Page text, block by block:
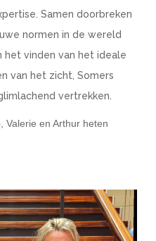
Samen doorbreken
normen in de wereld
het vinden van het ideale
van het zicht, Somers
vertrekken.
Valerie en Arthur heten